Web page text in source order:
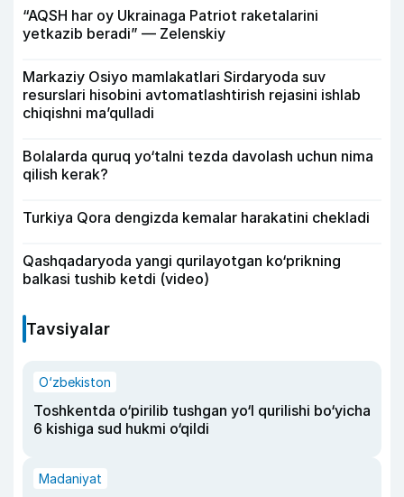
“AQSH har oy Ukrainaga Patriot raketalarini
yetkazib beradi” — Zelenskiy
Markaziy Osiyo mamlakatlari Sirdaryoda suv
resurslari hisobini avtomatlashtirish rejasini ishlab
chiqishni ma’qulladi
Bolalarda quruq yo‘talni tezda davolash uchun nima
qilish kerak?
Turkiya Qora dengizda kemalar harakatini chekladi
Qashqadaryoda yangi qurilayotgan ko‘prikning
balkasi tushib ketdi (video)
Tavsiyalar
O‘zbekiston
Toshkentda o‘pirilib tushgan yo‘l qurilishi bo‘yicha
6 kishiga sud hukmi o‘qildi
Madaniyat